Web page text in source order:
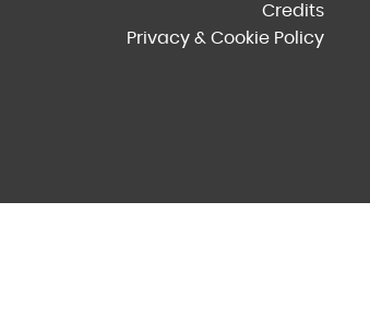
Credits
Privacy & Cookie Policy